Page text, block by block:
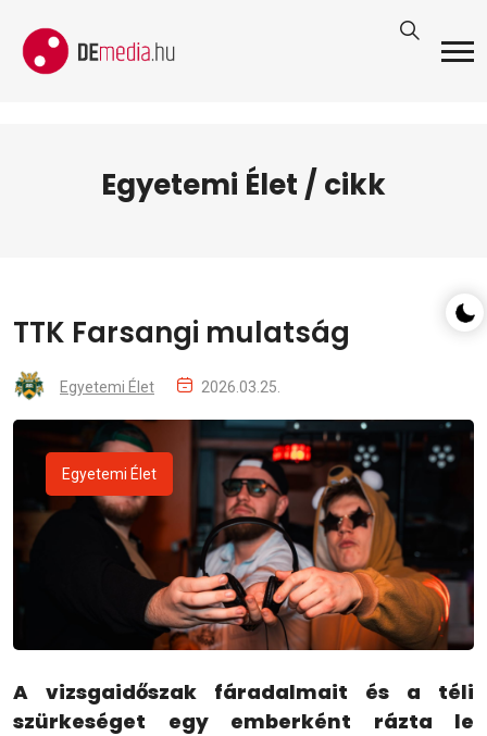
Egyetemi Élet / cikk
TTK Farsangi mulatság
Egyetemi Élet 2026.03.25.
Egyetemi Élet
A vizsgaidőszak fáradalmait és a téli
szürkeséget egy emberként rázta le